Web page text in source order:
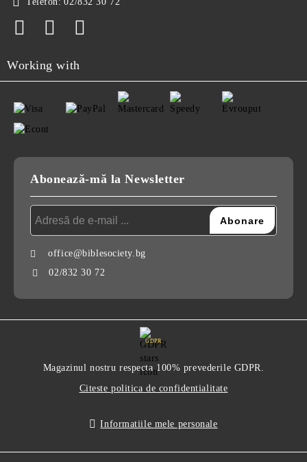
Working with
Abonează-mă la Newsletter
office@biblesociety.bg
02/832 30 72
GDPR
Magazinul nostru respecta 100% prevederile GDPR.
Citeste politica de confidentialitate
Informatiile mele personale